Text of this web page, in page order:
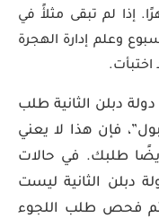
للتحويل إلى 18 شهرًا. إذا لم تبقى مثلأً في
وعلم إدارة الهجرة
اختبأت.
دبلن الثانية طلب
فإن هذا لا يعني
طلبك. في حالات
دبلن الثانية ليست
فحص طلب اللجوء